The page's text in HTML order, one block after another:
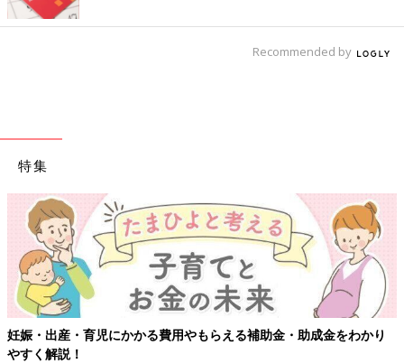
Recommended by
特集
妊娠・出産・育児にかかる費用やもらえる補助金・助成金をわかり
やすく解説！